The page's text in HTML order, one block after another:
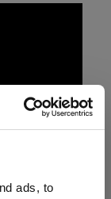
ads, to